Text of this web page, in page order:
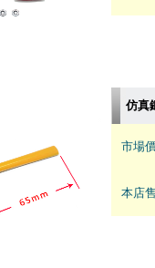
仿真
市場
本店